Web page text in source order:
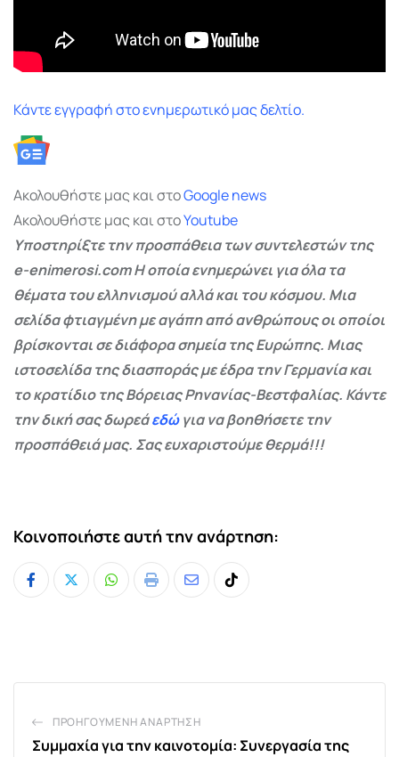
Κάντε εγγραφή στο ενημερωτικό μας δελτίο.
Ακολουθήστε μας και στοGooglenews
Ακολουθήστε μας και στοYoutube
Υποστηρίξτε την προσπάθεια των συντελεστών της
e-enimerosi.com Η οποία ενημερώνει για όλα τα
θέματα του ελληνισμού αλλά και του κόσμου. Μια
σελίδα φτιαγμένη με αγάπη από ανθρώπους οι οποίοι
βρίσκονται σε διάφορα σημεία της Ευρώπης. Μιας
ιστοσελίδα της διασποράς με έδρα την Γερμανία και
το κρατίδιο της Βόρειας Ρηνανίας-Βεστφαλίας. Κάντε
την δική σας δωρεάεδώγια να βοηθήσετε την
προσπάθειά μας. Σας ευχαριστούμε θερμά!!!
Κοινοποιήστε αυτή την ανάρτηση:
Whatsapp
Print
ShareTiktok
ΠΡΟΗΓΟΎΜΕΝΗ ΑΝΆΡΤΗΣΗ
Συμμαχία για την καινοτομία: Συνεργασία της